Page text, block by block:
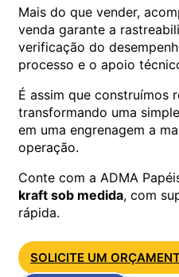
Mais do que vender,
venda garante a
verificação do
processo e o apoio
É assim que construímos
transformando uma
em uma engrenagem a
operação.
Conte com a ADMA
kraft sob medida, com
rápida.
SOLICITE UM